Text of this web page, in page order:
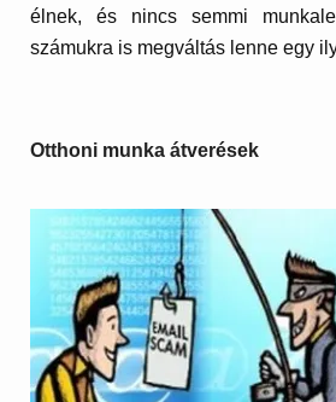
élnek, és nincs semmi
számukra is megváltás lenne egy
Otthoni munka átverések